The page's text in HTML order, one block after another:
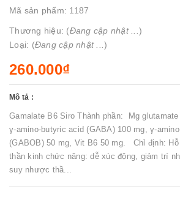
Mã sản phẩm: 1187
Thương hiệu: (Đang cập nhật ... )
Loại: (Đang cập nhật ... )
260.000₫
Mô tả :
Gamalate B6 Siro Thành phần: Mg
γ-amino-butyric acid (GABA) 100 mg, γ-
(GABOB) 50 mg, Vit B6 50 mg. Chỉ định:
thần kinh chức năng: dễ xúc động, giảm trí
suy nhược thầ...